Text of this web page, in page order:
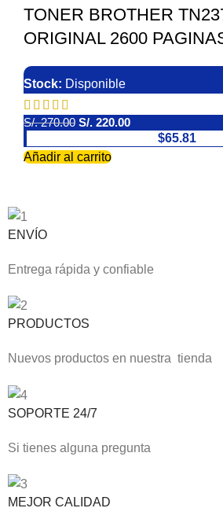
TONER BROTHER
ORIGINAL 2600
Stock: Disponible
S/.270.00 S/. 220.00
$65.81
Añadir al carrito
ENVÍO
Entrega rápida y confiable
PRODUCTOS
Nuevos productos en nuestra tienda
SOPORTE 24/7
Si tienes alguna pregunta
MEJOR CALIDAD